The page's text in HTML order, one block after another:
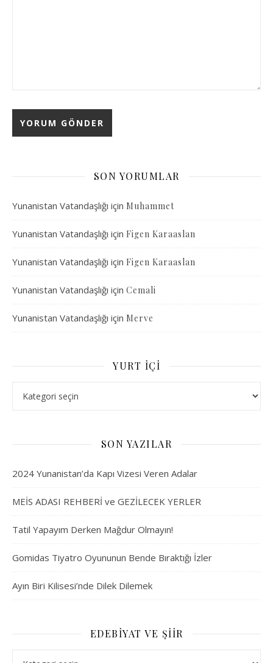
SON YORUMLAR
Yunanistan Vatandaşlığı için Muhammet
Yunanistan Vatandaşlığı için Figen Karaaslan
Yunanistan Vatandaşlığı için Figen Karaaslan
Yunanistan Vatandaşlığı için Cemali
Yunanistan Vatandaşlığı için Merve
YURT İÇI
SON YAZILAR
2024 Yunanistan’da Kapı Vizesi Veren Adalar
MEİS ADASI REHBERİ ve GEZİLECEK YERLER
Tatil Yapayım Derken Mağdur Olmayın!
Gomidas Tiyatro Oyununun Bende Bıraktığı İzler
Ayın Biri Kilisesi’nde Dilek Dilemek
EDEBIYAT VE ŞIIR